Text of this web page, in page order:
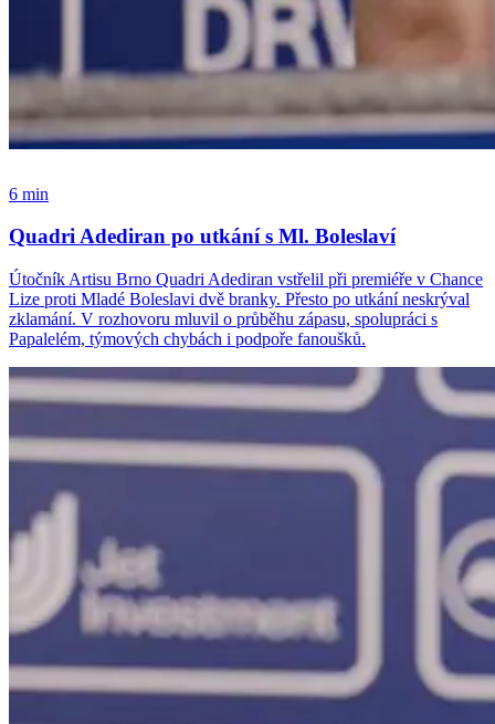
6 min
Quadri Adediran po utkání s Ml. Boleslaví
Útočník Artisu Brno Quadri Adediran vstřelil při premiéře v Chance
Lize proti Mladé Boleslavi dvě branky. Přesto po utkání neskrýval
zklamání. V rozhovoru mluvil o průběhu zápasu, spolupráci s
Papalelém, týmových chybách i podpoře fanoušků.